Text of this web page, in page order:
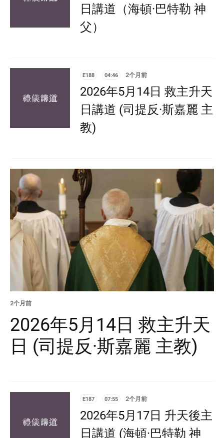
日講道（海頓·巴特勒 神
父）
E188 04:46 2个月前
2026年5月14日 救主升天
日講道 (司提反·斯嘉麗 主
教)
2个月前
2026年5月14日 救主升天
日 (司提反·斯嘉麗 主教)
E187 07:55 2个月前
2026年5月17日 升天後主
日講道 (海頓·巴特勒 神